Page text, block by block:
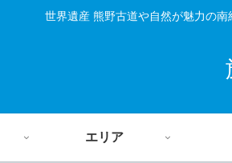
世界遺産 熊野古道や自然が魅力の
エリア